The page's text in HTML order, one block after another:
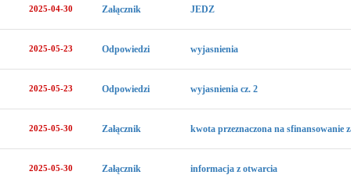
2025-04-30 Załącznik JEDZ
2025-05-23 Odpowiedzi wyjasnienia
2025-05-23 Odpowiedzi wyjasnienia cz. 2
2025-05-30 Załącznik kwota przeznaczona na sfinansowanie
2025-05-30 Załącznik informacja z otwarcia